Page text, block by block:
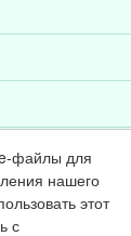
Женщиной
файлы для
нашего
этот
с